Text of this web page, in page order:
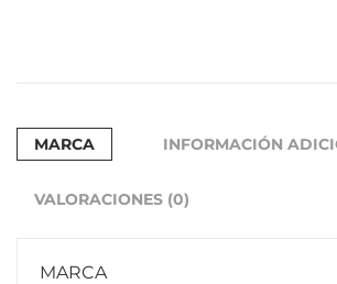
MARCA INFORMACIÓN
VALORACIONES (0)
MARCA